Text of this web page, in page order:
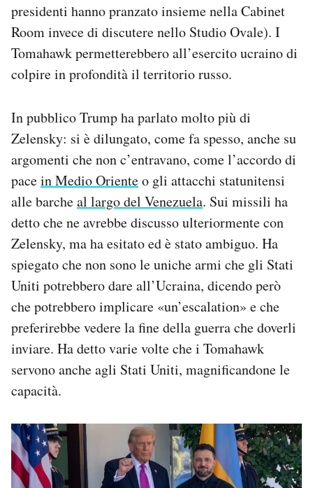
Hai bisogno di aiuto?
Esci
presidenti hanno pranzato insieme nella Cabinet
Room invece di discutere nello Studio Ovale). I
Tomahawk permetterebbero all’esercito ucraino di
colpire in profondità il territorio russo.
In pubblico Trump ha parlato molto più di
Zelensky: si è dilungato, come fa spesso, anche su
argomenti che non c’entravano, come l’accordo di
pacein Medio Orienteo gli attacchi statunitensi
alle barcheal largo del Venezuela. Sui missili ha
detto che ne avrebbe discusso ulteriormente con
Zelensky, ma ha esitato ed è stato ambiguo. Ha
spiegato che non sono le uniche armi che gli Stati
Uniti potrebbero dare all’Ucraina, dicendo però
che potrebbero implicare «un’escalation» e che
preferirebbe vedere la fine della guerra che doverli
inviare. Ha detto varie volte che i Tomahawk
servono anche agli Stati Uniti, magnificandone le
capacità.